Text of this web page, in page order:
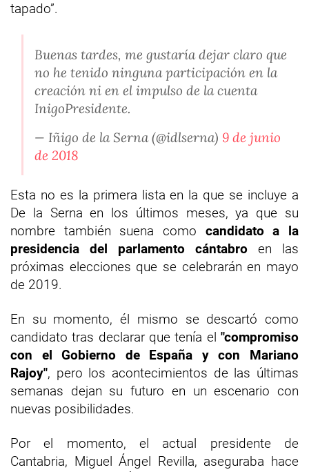
tapado”.
Buenas tardes, me gustaría dejar claro que
no he tenido ninguna participación en la
creación ni en el impulso de la cuenta
InigoPresidente.
— Iñigo de la Serna (@idlserna) 9 de junio
de 2018
Esta no es la primera lista en la que se incluye a
De la Serna en los últimos meses, ya que su
nombre también suena como candidato a la
presidencia del parlamento cántabro en las
próximas elecciones que se celebrarán en mayo
de 2019.
En su momento, él mismo se descartó como
candidato tras declarar que tenía el "compromiso
con el Gobierno de España y con Mariano
Rajoy", pero los acontecimientos de las últimas
semanas dejan su futuro en un escenario con
nuevas posibilidades.
Por el momento, el actual presidente de
Cantabria, Miguel Ángel Revilla, aseguraba hace